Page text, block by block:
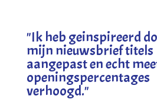
"Ik heb geinspireerd
mijn nieuwsbrief titels
aangepast en echt
openingspercentages
verhoogd."